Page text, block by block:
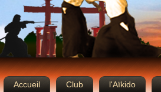
Accueil Club l'Aïkido